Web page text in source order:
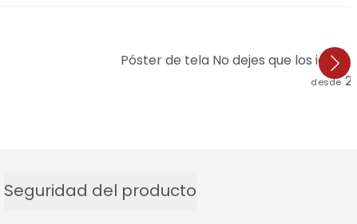
Póster de tela No dejes que los
desde
Seguridad del producto